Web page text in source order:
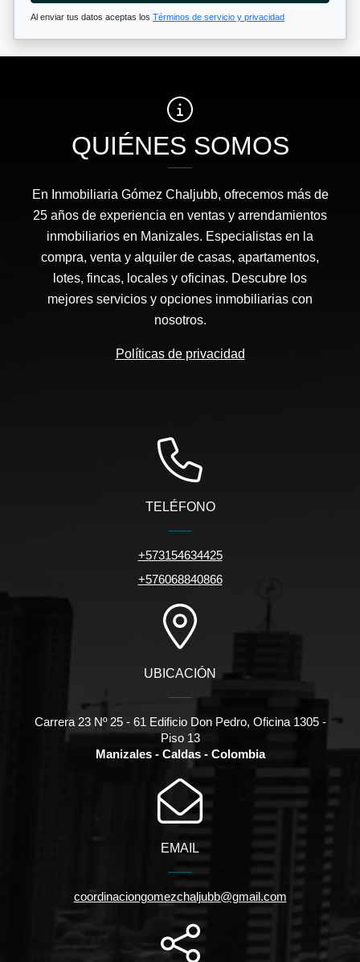
Al enviar tus datos aceptas los Términos de servicio y privacidad
QUIÉNES SOMOS
En Inmobiliaria Gómez Chaljubb, ofrecemos más de
25 años de experiencia en ventas y arrendamientos
inmobiliarios en Manizales. Especialistas en la
compra, venta y alquiler de casas, apartamentos,
lotes, fincas, locales y oficinas. Descubre los
mejores servicios y opciones inmobiliarias con
nosotros.
Políticas de privacidad
TELÉFONO
+573154634425
+576068840866
UBICACIÓN
Carrera 23 Nº 25 - 61 Edificio Don Pedro, Oficina 1305 -
Piso 13
Manizales - Caldas - Colombia
EMAIL
coordinaciongomezchaljubb@gmail.com